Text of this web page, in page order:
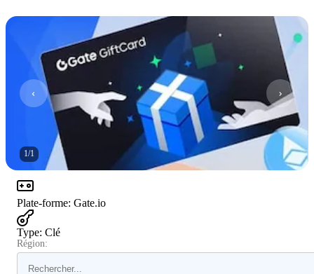
1/1
Plate-forme: Gate.io
Type: Clé
Région: